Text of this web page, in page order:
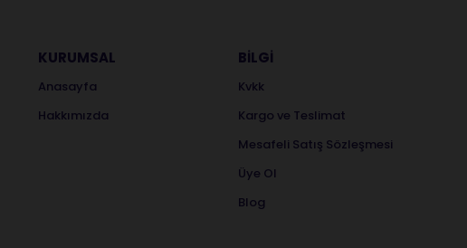
KURUMSAL
Anasayfa
Hakkımızda
BİLGİ
Kvkk
Kargo ve Teslimat
Mesafeli Satış Sözleşmesi
Üye Ol
Blog